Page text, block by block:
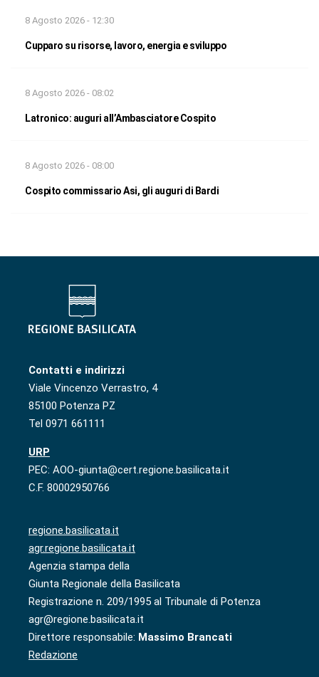
8 Agosto 2026 - 12:30
Cupparo su risorse, lavoro, energia e sviluppo
8 Agosto 2026 - 08:02
Latronico: auguri all’Ambasciatore Cospito
8 Agosto 2026 - 08:00
Cospito commissario Asi, gli auguri di Bardi
Contatti e indirizzi
Viale Vincenzo Verrastro, 4
85100 Potenza PZ
Tel 0971 661111
URP
PEC: AOO-giunta@cert.regione.basilicata.it
C.F. 80002950766
regione.basilicata.it
agr.regione.basilicata.it
Agenzia stampa della
Giunta Regionale della Basilicata
Registrazione n. 209/1995 al Tribunale di Potenza
agr@regione.basilicata.it
Direttore responsabile: Massimo Brancati
Redazione